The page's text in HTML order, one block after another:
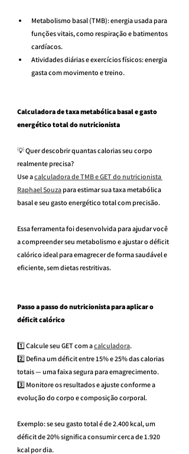
Metabolismo basal (TMB): energia usada para
funções vitais, como respiração e batimentos
cardíacos.
Atividades diárias e exercícios físicos: energia
gasta com movimento e treino.
Calculadora de taxa metabólica basal e gasto
energético total do nutricionista
💡 Quer descobrir quantas calorias seu corpo
realmente precisa?
Use a calculadora de TMB e GET do nutricionista
Raphael Souza para estimar sua taxa metabólica
basal e seu gasto energético total com precisão.
Essa ferramenta foi desenvolvida para ajudar você
a compreender seu metabolismo e ajustar o déficit
calórico ideal para emagrecer de forma saudável e
eficiente, sem dietas restritivas.
Passo a passo do nutricionista para aplicar o
déficit calórico
1️⃣ Calcule seu GET com a calculadora.
2️⃣ Defina um déficit entre 15% e 25% das calorias
totais — uma faixa segura para emagrecimento.
3️⃣ Monitore os resultados e ajuste conforme a
evolução do corpo e composição corporal.
Exemplo: se seu gasto total é de 2.400 kcal, um
déficit de 20% significa consumir cerca de 1.920
kcal por dia.